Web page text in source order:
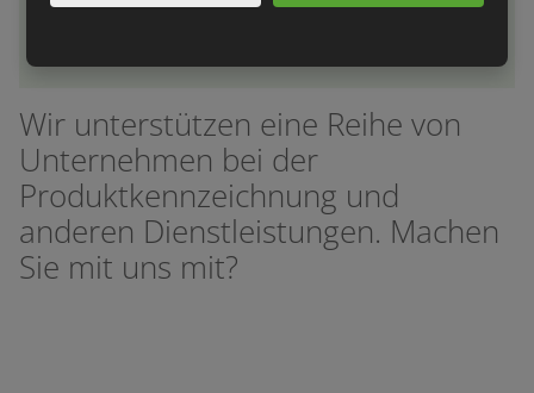
Wir unterstützen eine Reihe von
Unternehmen bei der
Produktkennzeichnung und
anderen Dienstleistungen. Machen
Sie mit uns mit?